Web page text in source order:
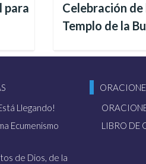
del Presidente
en la Mies de la Buena
para
Celebración de
Templo de la
Llegando!
Ecumenismo
de Dios, de la
LIBRO DE